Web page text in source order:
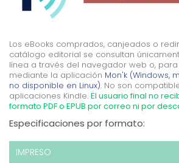
Los eBooks comprados, canjeados o
catálogo editorial se consultan
línea a través del navegador web o,
mediante la aplicación Mon'k (Windows,
no disponible en Linux). No son
aplicaciones Kindle. El usuario final no
formato PDF o EPUB por correo ni por
Especificaciones por formato:
IMPRESO